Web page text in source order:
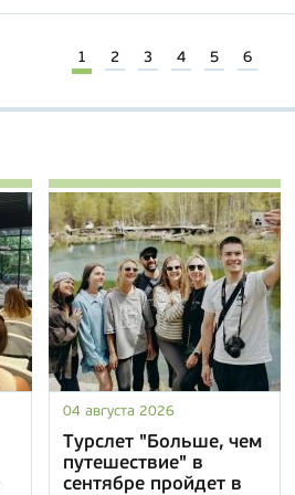
1 2 3 4 5 6
04 августа 2026
Турслет "Больше, чем
путешествие" в
сентябре пройдет в